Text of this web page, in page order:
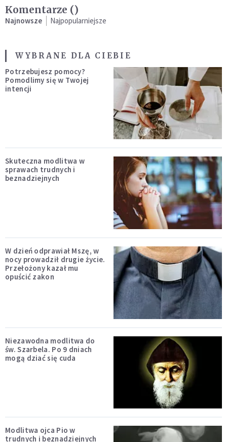
Komentarze ()
Najnowsze Najpopularniejsze
WYBRANE DLA CIEBIE
Potrzebujesz pomocy?
Pomodlimy się w Twojej
intencji
Skuteczna modlitwa w
sprawach trudnych i
beznadziejnych
W dzień odprawiał Mszę, w
nocy prowadził drugie życie.
Przełożony kazał mu
opuścić zakon
Niezawodna modlitwa do
św. Szarbela. Po 9 dniach
mogą dziać się cuda
Modlitwa ojca Pio w
trudnych i beznadziejnych